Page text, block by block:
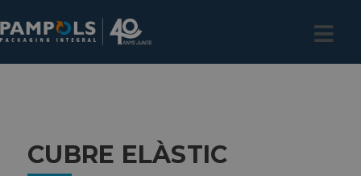
CUBRE ELÀSTIC